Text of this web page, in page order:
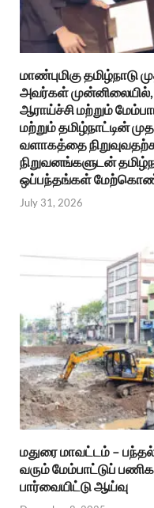
மாண்புமிகு தமிழ்நாடு
அவர்கள்
ஆராய்ச்சி மற்றும்
மற்றும் தமிழ்நாட்டின்
வளாகத்தை
நிறுவனங்களுடன்
ஒப்பந்தங்கள்
July 31, 2026
மதுரை மாவட்டம் –
வரும் மேம்பாட்டுப்
பார்வையிட்டு ஆய்வு